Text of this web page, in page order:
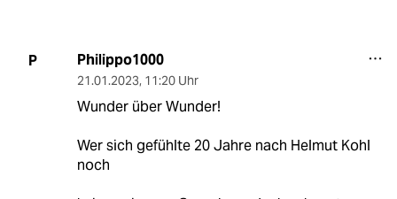
P Philippo1000
21.01.2023, 11:20 Uhr
Wunder über Wunder!
Wer sich gefühlte 20 Jahre nach Helmut Kohl
noch